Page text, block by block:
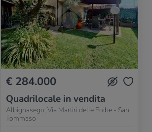
€ 284.000
Quadrilocale in vendita
Albignasego, Via Martiri delle Foibe - San
Tommaso